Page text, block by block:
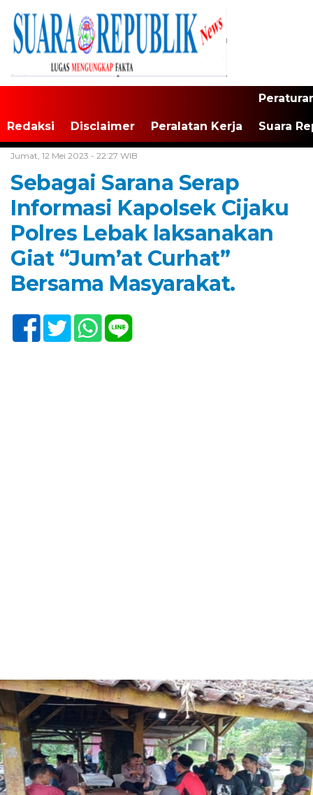
Redaksi Disclaimer Peralatan Kerja Suara
Jumat, 12 Mei 2023 - 22:27 WIB
Sebagai Sarana Serap
Informasi Kapolsek Cijaku
Polres Lebak laksanakan
Giat “Jum’at Curhat”
Bersama Masyarakat.